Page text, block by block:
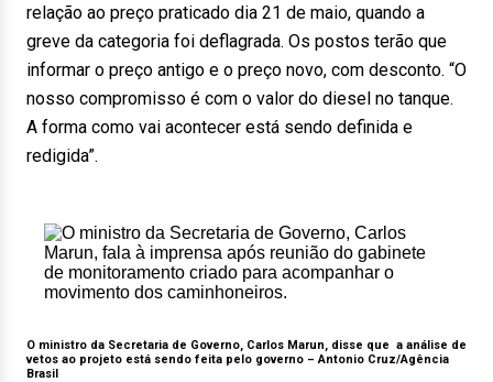
relação ao preço praticado dia 21 de maio, quando a
greve da categoria foi deflagrada. Os postos terão que
informar o preço antigo e o preço novo, com desconto. “O
nosso compromisso é com o valor do diesel no tanque.
A forma como vai acontecer está sendo definida e
redigida”.
O ministro da Secretaria de Governo, Carlos Marun, disse que a análise de
vetos ao projeto está sendo feita pelo governo – Antonio Cruz/Agência
Brasil